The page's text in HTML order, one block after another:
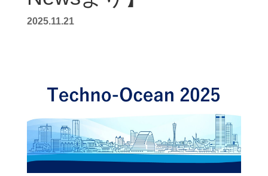
2025.11.21